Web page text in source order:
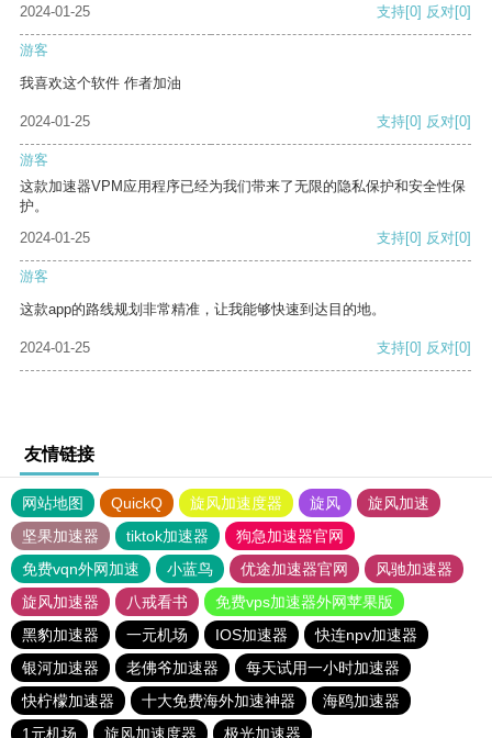
2024-01-25 支持[0] 反对[0]
游客
我喜欢这个软件 作者加油
2024-01-25 支持[0] 反对[0]
游客
这款加速器VPM应用程序已经为我们带来了无限的隐私保护和安全性保
护。
2024-01-25
支持[0] 反对[0]
游客
这款app的路线规划非常精准，让我能够快速到达目的地。
2024-01-25 支持[0] 反对[0]
友情链接
网站地图 QuickQ 旋风加速度器 旋风
旋风加速
坚果加速器
tiktok加速器
狗急加速器官网
免费vqn外网加速
小蓝鸟 优途加速器官网
风驰加速器
旋风加速器
八戒看书
免费vps加速器外网苹果版
黑豹加速器
一元机场 IOS加速器
快连npv加速器
银河加速器
老佛爷加速器
每天试用一小时加速器
快柠檬加速器
十大免费海外加速神器
海鸥加速器
1元机场
旋风加速度器 极光加速器